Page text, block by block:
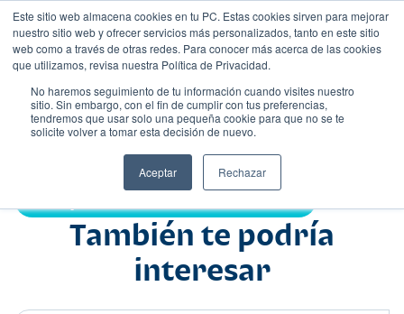
Este sitio web almacena cookies en tu PC. Estas cookies sirven para mejorar
nuestro sitio web y ofrecer servicios más personalizados, tanto en este sitio
web como a través de otras redes. Para conocer más acerca de las cookies
que utilizamos, revisa nuestra Política de Privacidad.
No haremos seguimiento de tu información cuando visites nuestro
sitio. Sin embargo, con el fin de cumplir con tus preferencias,
tendremos que usar solo una pequeña cookie para que no se te
solicite volver a tomar esta decisión de nuevo.
Aceptar Rechazar
Nombre
También te podría
interesar